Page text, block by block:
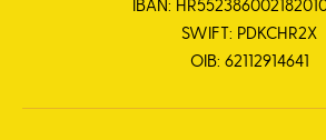
IBAN:
SWIFT: PDKCHR2X
OIB: 62112914641